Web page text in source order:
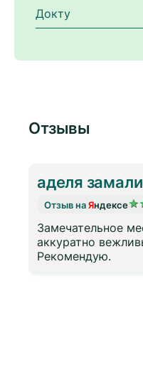
Докту
Отзывы
аделя
Отзыв наЯндексе★
Замечательное
аккуратно
Рекомендую.